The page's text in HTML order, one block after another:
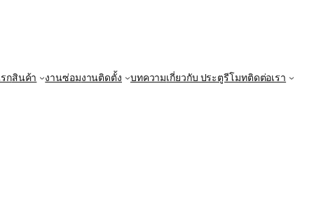
กสินค้า งานซ่อมงานติดตั้ง บทความเกี่ยวกับ ประตูรีโมทติดต่อเรา